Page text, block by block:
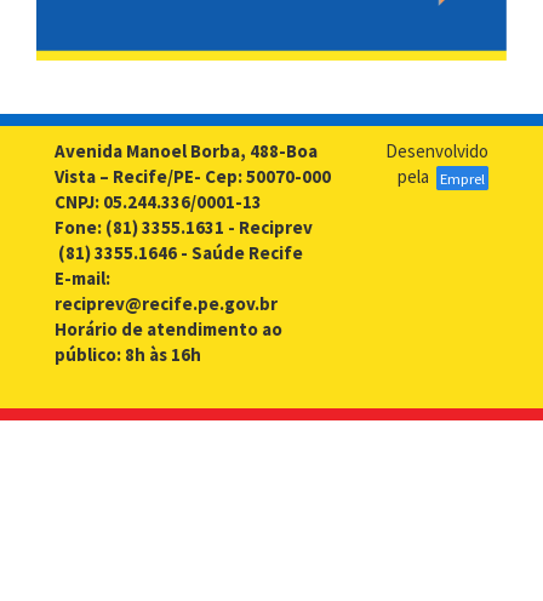
Avenida Manoel Borba, 488-Boa
Vista – Recife/PE- Cep: 50070-000
CNPJ: 05.244.336/0001-13
Fone: (81) 3355.1631 - Reciprev
(81) 3355.1646 - Saúde Recife
E-mail:
reciprev@recife.pe.gov.br
Horário de atendimento ao
público: 8h às 16h
Desenvolvido
pela
Emprel